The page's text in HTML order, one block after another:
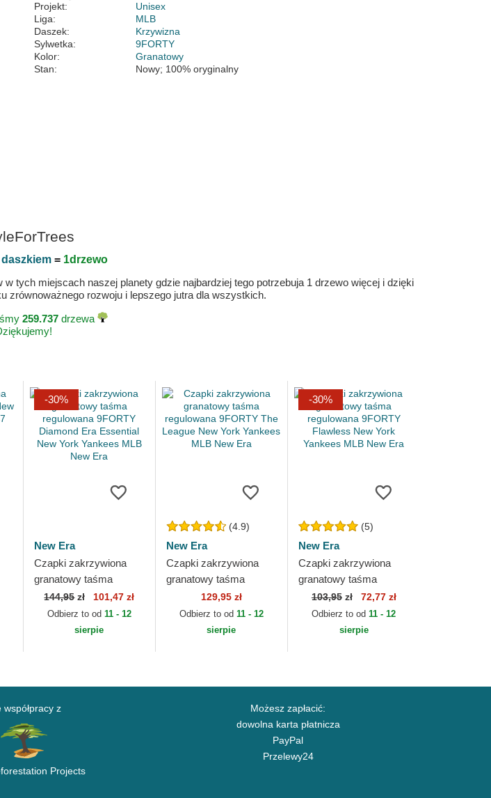
Projekt:
Unisex
Liga:
MLB
Daszek:
Krzywizna
Sylwetka:
9FORTY
Kolor:
Granatowy
Stan:
Nowy; 100% oryginalny
= 1drzewo
tych miejscach naszej planety gdzie najbardziej tego potrzebuja 1 drzewo więcej i dzięki
zrównoważnego rozwoju i lepszego jutra dla wszystkich.
259.737drzewa
-30%
New Era
Czapki zakrzywiona
granatowy taśma
regulowana 9FORTY
Diamond Era Essential
New York Yankees
144,95zł 101,47 zł
Odbierz to od 11 - 12
sierpie
(4.9)
New Era
Czapki zakrzywiona
granatowy taśma
regulowana 9FORTY
The League New York
Yankees MLB New Era
129,95 zł
Odbierz to od 11 - 12
sierpie
-30%
(5)
New Era
Czapki zakrzywiona
granatowy taśma
regulowana 9FORTY
Flawless New York
Yankees MLB New Era
103,95zł 72,77 zł
Odbierz to od11 - 12
sierpie
współpracy z
Projects
Możesz zapłacić:
dowolna karta płatnicza
PayPal
Przelewy24